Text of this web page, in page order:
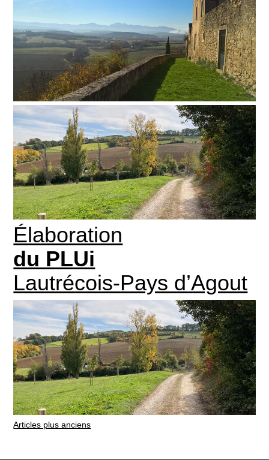
Élaboration
du PLUi
Lautrécois-Pays d’Agout
Navigation
des
Articles plus anciens